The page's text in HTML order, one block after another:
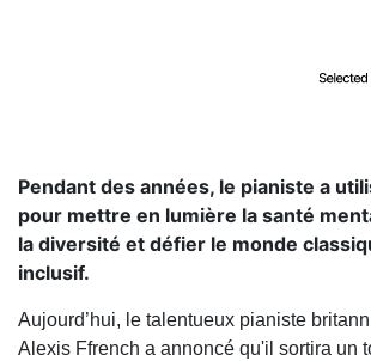
Pendant des années, le pianiste a
pour mettre en lumière la santé
la diversité et défier le monde
inclusif.
Aujourd’hui, le talentueux pianiste
Alexis Ffrench a annoncé qu'il sortira un